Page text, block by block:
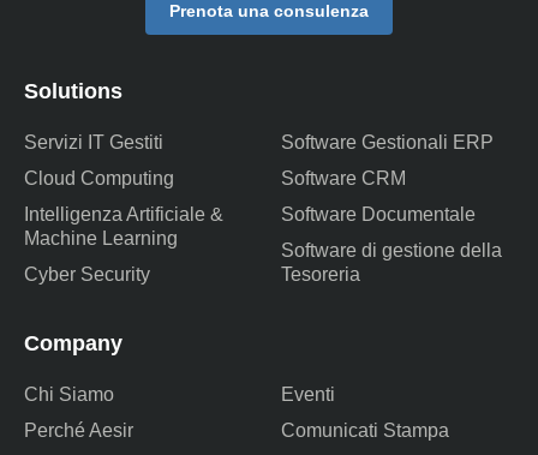
Solutions
Servizi IT Gestiti
Cloud Computing
Intelligenza Artificiale &
Machine Learning
Cyber Security
Software Gestionali ERP
Software CRM
Software Documentale
Software di gestione della
Tesoreria
Company
Chi Siamo
Perché Aesir
Eventi
Comunicati Stampa
Prenota una consulenza